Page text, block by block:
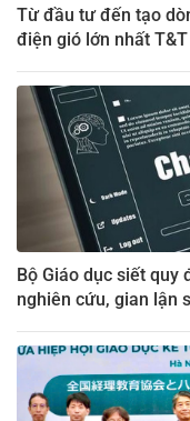
Từ đầu tư đến tạo
điện gió lớn nhất
Bộ Giáo dục siết quy
nghiên cứu, gian lận